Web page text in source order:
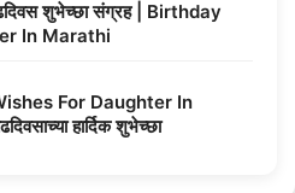
शुभेच्छा संग्रह | Birthday
In Marathi
For Daughter In
हार्दिक शुभेच्छा